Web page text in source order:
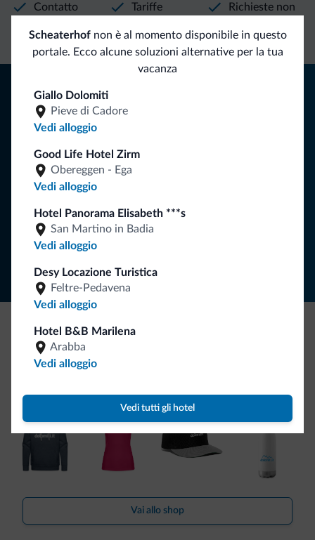
Scheaterhofnon è al momento disponibile in questo
portale. Ecco alcune soluzioni alternative per la tua
vacanza
Giallo Dolomiti
Pieve di Cadore
Vedi alloggio
Good Life Hotel Zirm
Obereggen - Ega
Vedi alloggio
Hotel Panorama Elisabeth ***s
San Martino in Badia
Vedi alloggio
Desy Locazione Turistica
Feltre-Pedavena
Vedi alloggio
Hotel B&B Marilena
Arabba
Vedi alloggio
Vedi tutti gli hotel
Contatto
Tariffe
Richieste non
Segui Dolomiti.it
Riceverai informazioni, offerte esclusive e news per la tua
ISCRIVITI ALLA NEWSLETTER
Be Original, scopri la nuova collezione
Ce l'avete chiesto in tanti. Ecco la nuova collezione firmata
Vai allo shop